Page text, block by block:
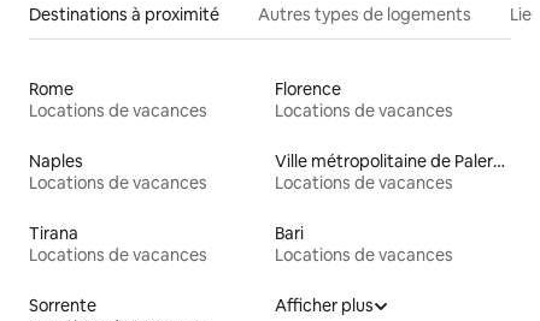
Destinations à proximité Autres types de logements
Rome
Locations de vacances
Florence
Locations de vacances
Naples
Locations de vacances
Ville métropolitaine de Palerme
Locations de vacances
Tirana
Locations de vacances
Bari
Locations de vacances
Sorrente
Afficher plus